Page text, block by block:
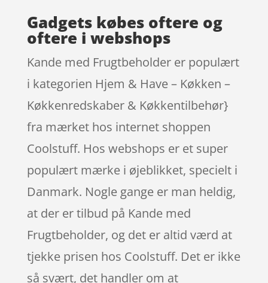
Gadgets købes oftere og
oftere i webshops
Kande med Frugtbeholder er populært
i kategorien Hjem & Have – Køkken –
Køkkenredskaber & Køkkentilbehør}
fra mærket hos internet shoppen
Coolstuff. Hos webshops er et super
populært mærke i øjeblikket, specielt i
Danmark. Nogle gange er man heldig,
at der er tilbud på Kande med
Frugtbeholder, og det er altid værd at
tjekke prisen hos Coolstuff. Det er ikke
så svært, det handler om at